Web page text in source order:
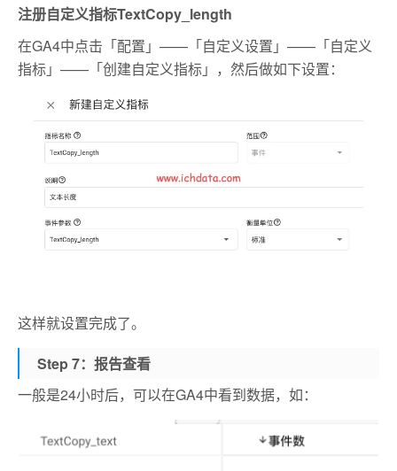
注册自定义指标TextCopy_length
在GA4中点击「配置」——「自定义设置」——「自定义
指标」——「创建自定义指标」，然后做如下设置：
这样就设置完成了。
Step 7：报告查看
一般是24小时后，可以在GA4中看到数据，如：